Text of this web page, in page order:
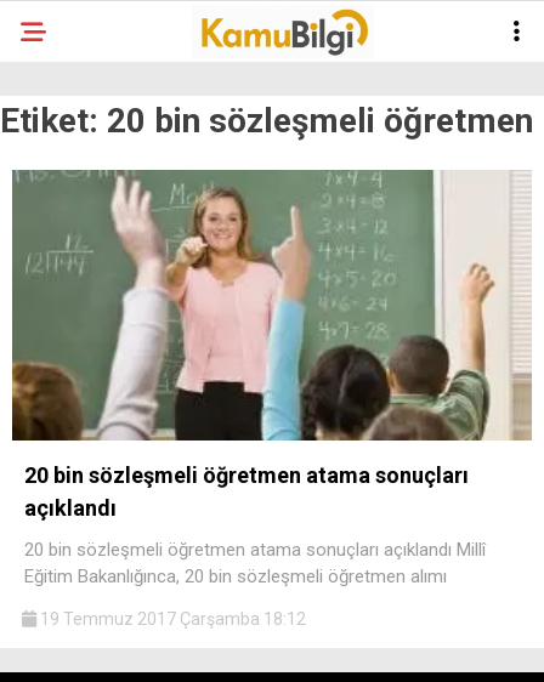
Etiket: 20 bin sözleşmeli öğretmen
20 bin sözleşmeli öğretmen atama sonuçları
açıklandı
20 bin sözleşmeli öğretmen atama sonuçları açıklandı Millî
Eğitim Bakanlığınca, 20 bin sözleşmeli öğretmen alımı
19 Temmuz 2017 Çarşamba 18:12